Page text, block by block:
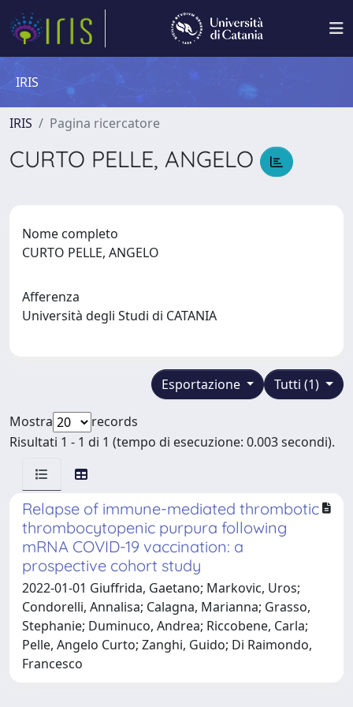
IRIS
IRIS Pagina ricercatore
CURTO PELLE, ANGELO
Nome completo
CURTO PELLE, ANGELO
Afferenza
Università degli Studi di CATANIA
Tutti (1)
Esportazione
Mostra
records
Risultati 1 - 1 di 1 (tempo di esecuzione: 0.003 secondi).
Relapse of immune-mediated thrombotic
thrombocytopenic purpura following
mRNA COVID-19 vaccination: a
prospective cohort study
2022-01-01 Giuffrida, Gaetano; Markovic, Uros;
Condorelli, Annalisa; Calagna, Marianna; Grasso,
Stephanie; Duminuco, Andrea; Riccobene, Carla;
Pelle, Angelo Curto; Zanghi, Guido; Di Raimondo,
Francesco